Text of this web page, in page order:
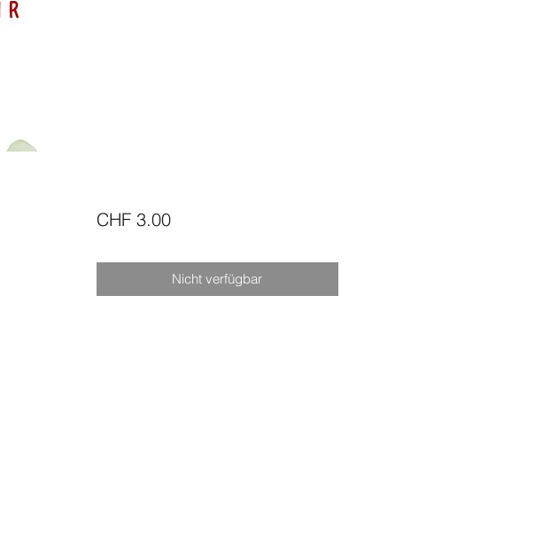
CHF 3.00Preis
Nicht verfügbar